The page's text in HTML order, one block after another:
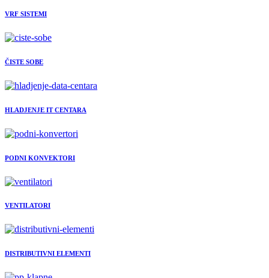
VRF SISTEMI
ČISTE SOBE
HLADJENJE IT CENTARA
PODNI KONVEKTORI
VENTILATORI
DISTRIBUTIVNI ELEMENTI